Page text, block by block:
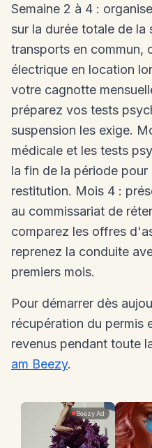
Semaine 2 à 4 :
sur la durée totale de la
transports en commun,
électrique en location
votre cagnotte
préparez vos tests
suspension les exige.
médicale et les tests
la fin de la période
restitution. Mois 4 :
au commissariat de
comparez les offres
reprenez la conduite
premiers mois.
Pour démarrer dès
récupération du permis
revenus pendant toute
am Beezy.